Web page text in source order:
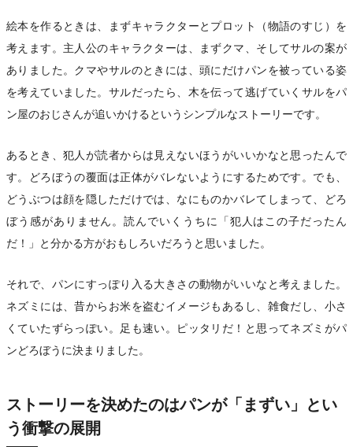
絵本を作るときは、まずキャラクターとプロット（物語のすじ）を
考えます。主人公のキャラクターは、まずクマ、そしてサルの案が
ありました。クマやサルのときには、頭にだけパンを被っている姿
を考えていました。サルだったら、木を伝って逃げていくサルをパ
ン屋のおじさんが追いかけるというシンプルなストーリーです。
あるとき、犯人が読者からは見えないほうがいいかなと思ったんで
す。どろぼうの覆面は正体がバレないようにするためです。でも、
どうぶつは顔を隠しただけでは、なにものかバレてしまって、どろ
ぼう感がありません。読んでいくうちに「犯人はこの子だったん
だ！」と分かる方がおもしろいだろうと思いました。
それで、パンにすっぽり入る大きさの動物がいいなと考えました。
ネズミには、昔からお米を盗むイメージもあるし、雑食だし、小さ
くていたずらっぽい。足も速い。ピッタリだ！と思ってネズミがパ
ンどろぼうに決まりました。
ストーリーを決めたのはパンが「まずい」とい
う衝撃の展開